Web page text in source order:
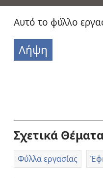
Αυτό το φύλλο
Λήψη
Σχετικά
Φύλλα εργασίας